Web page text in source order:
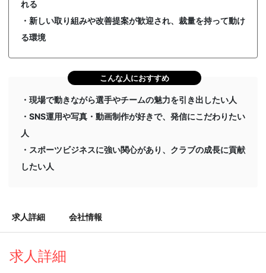
れる
・新しい取り組みや改善提案が歓迎され、裁量を持って動け
る環境
こんな人におすすめ
・現場で動きながら選手やチームの魅力を引き出したい人
・SNS運用や写真・動画制作が好きで、発信にこだわりたい
人
・スポーツビジネスに強い関心があり、クラブの成長に貢献
したい人
求人詳細 会社情報
求人詳細